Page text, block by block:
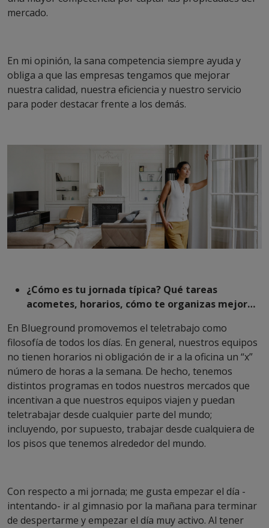
mercado.
En mi opinión, la sana competencia siempre ayuda y
obliga a que las empresas tengamos que mejorar
nuestra calidad, nuestra eficiencia y nuestro servicio
para poder destacar frente a los demás.
¿Cómo es tu jornada típica? Qué tareas
acometes, horarios, cómo te organizas mejor…
En Blueground promovemos el teletrabajo como
filosofía de todos los días. En general, nuestros equipos
no tienen horarios ni obligación de ir a la oficina un “x”
número de horas a la semana. De hecho, tenemos
distintos programas en todos nuestros mercados que
incentivan a que nuestros equipos viajen y puedan
teletrabajar desde cualquier parte del mundo;
incluyendo, por supuesto, trabajar desde cualquiera de
los pisos que tenemos alrededor del mundo.
Con respecto a mi jornada; me gusta empezar el día -
intentando- ir al gimnasio por la mañana para terminar
de despertarme y empezar el día muy activo. Al tener